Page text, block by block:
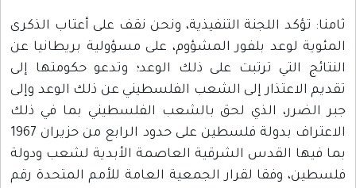
ثامنا: تؤكد اللجنة التنفيذية، ونحن نقف على أعتاب الذكرى
المئوية لوعد بلفور المشؤوم، على مسؤولية بريطانيا عن
النتائج التي ترتبت على ذلك الوعد؛ وتدعو حكومتها إلى
تقديم الاعتذار إلى الشعب الفلسطيني عن ذلك الوعد وإلى
جبر الضرر، الذي لحق بالشعب الفلسطيني بما في ذلك
الاعتراف بدولة فلسطين على حدود الرابع من حزيران 1967
بما فيها القدس الشرقية العاصمة الأبدية لشعب ودولة
فلسطين، وفقا لقرار الجمعية العامة للأمم المتحدة رقم